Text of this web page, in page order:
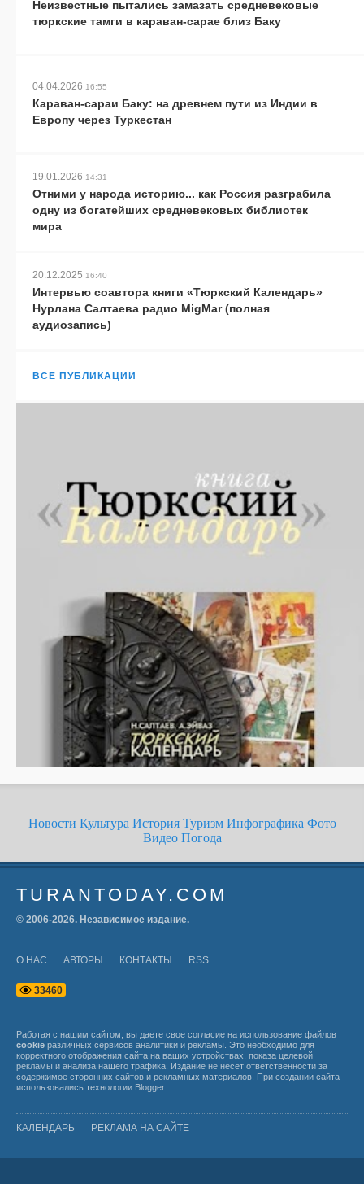
Неизвестные пытались замазать средневековые
тюркские тамги в караван-сарае близ Баку
04.04.2026 16:55
Караван-сараи Баку: на древнем пути из Индии в
Европу через Туркестан
19.01.2026 14:31
Отними у народа историю... как Россия разграбила
одну из богатейших средневековых библиотек
мира
20.12.2025 16:40
Интервью соавтора книги «Тюркский Календарь»
Нурлана Салтаева радио MigMar (полная
аудиозапись)
ВСЕ ПУБЛИКАЦИИ
Новости Культура История Туризм Инфографика Фото
Видео Погода
TURANTODAY.COM
© 2006-2026. Независимое издание.
О НАС АВТОРЫ КОНТАКТЫ RSS
33460
Работая с нашим сайтом, вы даете свое согласие на использование файлов
cookie различных сервисов аналитики и рекламы. Это необходимо для
корректного отображения сайта на ваших устройствах, показа целевой
рекламы и анализа нашего трафика. Издание не несет ответственности за
содержимое сторонних сайтов и рекламных материалов. При создании сайта
использовались технологии Blogger.
КАЛЕНДАРЬ РЕКЛАМА НА САЙТЕ